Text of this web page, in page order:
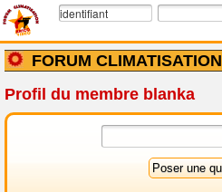
FORUM CLIMATISATION
Profil du membre blanka